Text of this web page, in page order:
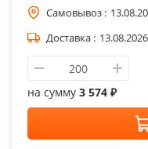
Самовывоз :
Доставка : 13.08.2026
на сумму 3 574 ₽